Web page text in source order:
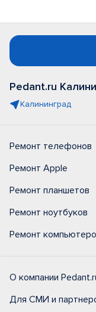
Pedant.ru
Калининград
Ремонт телефонов
Ремонт Apple
Ремонт планшетов
Ремонт ноутбуков
Ремонт
О компании
Для СМИ и